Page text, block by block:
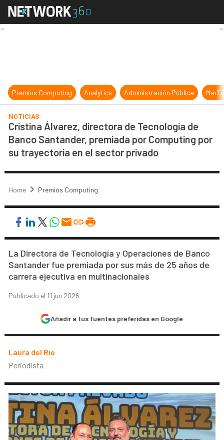
Cristina Álvarez, directora de
Premios Computing Analytics Administración Pública
NOTICIAS
Cristina Álvarez, directora de Tecnología de
Banco Santander, premiada por Computing por
su trayectoria en el sector privado
Home Premios Computing
La Directora de Tecnología y Operaciones de Banco
Santander fue premiada por sus más de 25 años de
carrera ejecutiva en multinacionales
Publicado el 11 jun 2026
Añadir a tus fuentes preferidas en Google
Laura del Río
Periodista